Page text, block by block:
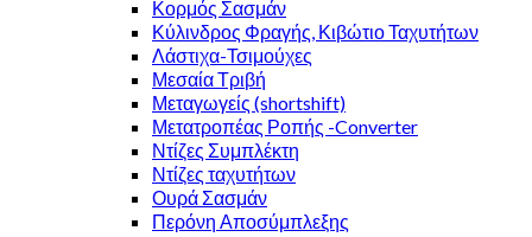
Κορμός Σασμάν
Κύλινδρος Φραγής, Κιβώτιο Ταχυτήτων
Λάστιχα-Τσιμούχες
Μεσαία Τριβή
Μεταγωγείς (shortshift)
Μετατροπέας Ροπής -Converter
Ντίζες Συμπλέκτη
Ντίζες ταχυτήτων
Ουρά Σασμάν
Περόνη Αποσύμπλεξης